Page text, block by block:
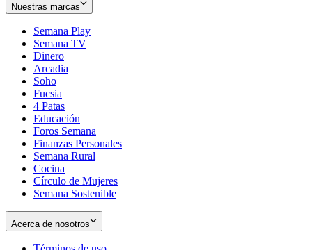
Nuestras marcas
Semana Play
Semana TV
Dinero
Arcadia
Soho
in
new
window
Fucsia
in
new
window
4 Patas
Educación
Foros Semana
Finanzas Personales
Semana Rural
Cocina
Círculo de Mujeres
Semana Sostenible
Acerca de nosotros